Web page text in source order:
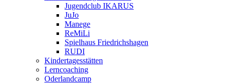
Jugendclub IKARUS
JuJo
Manege
ReMiLi
Spielhaus Friedrichshagen
RUDI
Kindertagesstätten
Lerncoaching
Oderlandcamp